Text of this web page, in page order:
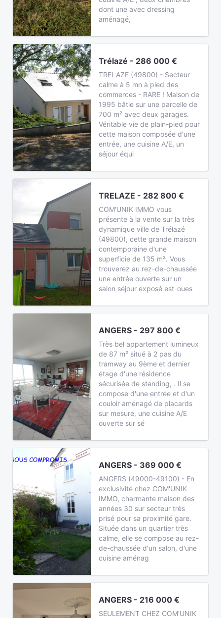
dont une avec dressing
aménagé,
Trélazé - 286 000 €
TRELAZE (49800) - Secteur
calme à 5 mn à pied des
commerces - RARE ! Maison de
1995 bâtie sur une parcelle de
700 m² avec deux garages.
Véritable vie de plain-pied pour
cette maison composée d'une
entrée, une cuisine A/E, un
séjour équi
TRELAZE - 282 800 €
COM'UNIK IMMO vous
présente à la vente sur la très
dynamique ville de Trélazé
(49800), cette grande maison
contemporaine d'une
superficie de 135 m². Vous
trouverez au rez-de-chaussée
une entrée ouverte sur un
salon séjour exposé est-oues
ANGERS - 297 800 €
Très bel appartement lumineux
de 87 m² situé à 2 pas du
tramway au 9ème et dernier
étage d'une résidence
sécurisée de standing, . Il se
compose d'une entrée et d'un
couloir aménagé de placards
sur mesure, une cuisine A/E
ouverte sur sé
ANGERS - 369 000 €
ANGERS (49000-49100) - En
exclusivité chez COM'UNIK
IMMO, charmante maison des
années 30 sur secteur très
prisé pour sa proximité gare.
Située dans un quartier très
calme, elle se compose au rez-
de-chaussée d'un salon, d'une
cuisine aménag
ANGERS - 216 000 €
SEULEMENT CHEZ COM'UNIK